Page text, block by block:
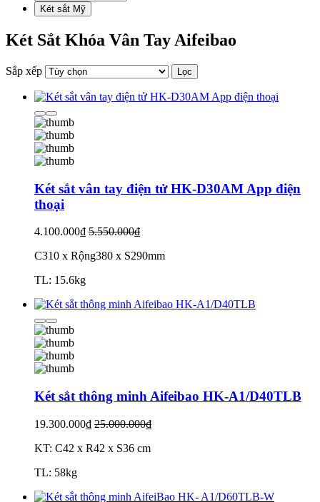
Két sắt Mỹ
Két Sắt Khóa Vân Tay Aifeibao
Sắp xếp Lọc
Két sắt vân tay điện tử HK-D30AM App điện
thoại
4.100.000₫ 5.550.000₫
C310 x Rộng380 x S290mm
TL: 15.6kg
Két sắt thông minh Aifeibao HK-A1/D40TLB
19.300.000₫ 25.000.000₫
KT: C42 x R42 x S36 cm
TL: 58kg